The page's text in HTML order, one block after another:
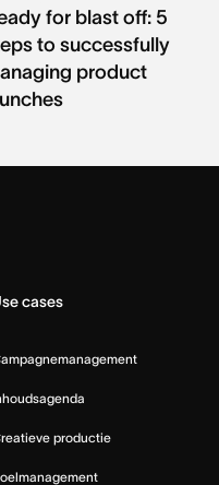
for blast off: 5
to successfully
product
cases
productie